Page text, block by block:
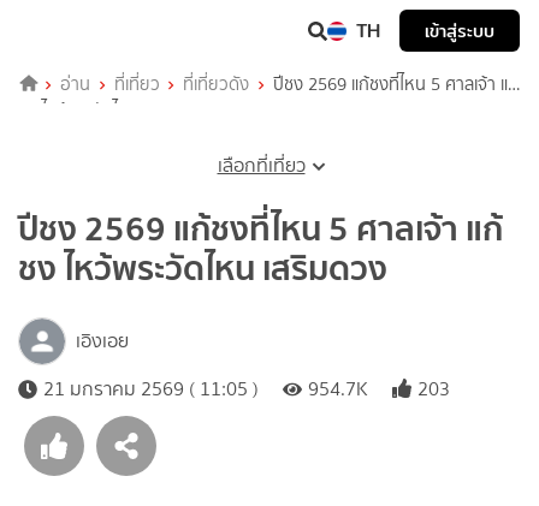
TH เข้าสู่ระบบ
อ่าน ที่เที่ยว ที่เที่ยวดัง
ปีชง 2569 แก้ชงที่ไหน 5 ศาลเจ้า แก้
ชง ไหว้พระวัดไหน เสริมดวง
เลือกที่เที่ยว
ปีชง 2569 แก้ชงที่ไหน 5 ศาลเจ้า แก้
ชง ไหว้พระวัดไหน เสริมดวง
เอิงเอย
21 มกราคม 2569 ( 11:05 )
954.7K 203